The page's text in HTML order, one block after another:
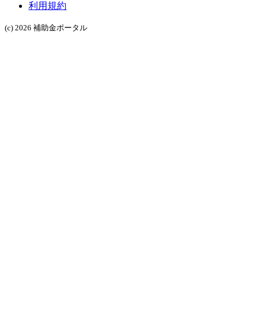
利用規約
(c) 2026 補助金ポータル